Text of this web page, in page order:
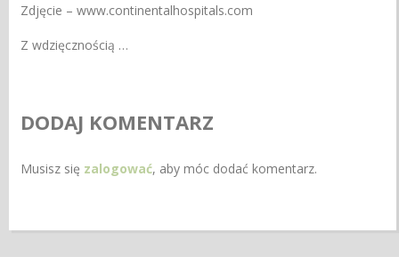
Zdjęcie – www.continentalhospitals.com
Z wdzięcznością …
DODAJ KOMENTARZ
Musisz się zalogować, aby móc dodać komentarz.